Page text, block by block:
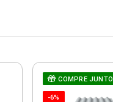
COMPRE JUNTO
-6%